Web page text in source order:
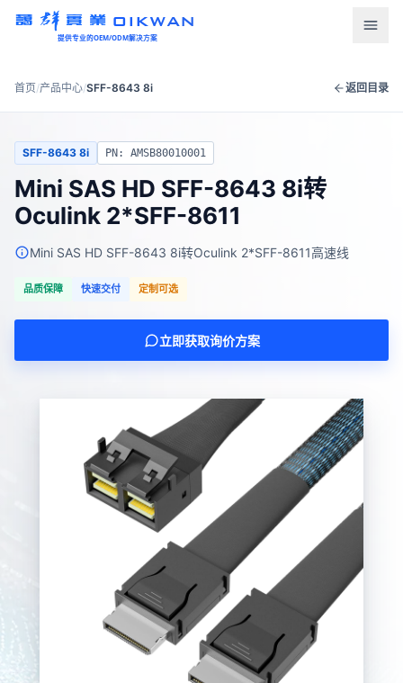
OIKWAN
提供专业的OEM/ODM解决方案
首页
关于我们
العربية Русский
Deutsch Français
Español
Tiếng Việt
Italiano
首页/产品中心/SFF-8643 8i 返回目录
SFF-8643 8i PN: AMSB80010001
Mini SAS HD SFF-8643 8i转
Oculink 2*SFF-8611
Mini SAS HD SFF-8643 8i转Oculink 2*SFF-8611高速线
品质保障 快速交付 定制可选
立即获取询价方案